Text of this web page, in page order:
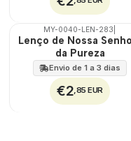
🇵🇹
100%
MY-0040-LEN-283
Lenço de Nossa
da Pureza
Envio de 1 a 3 dias
€2,85 EUR